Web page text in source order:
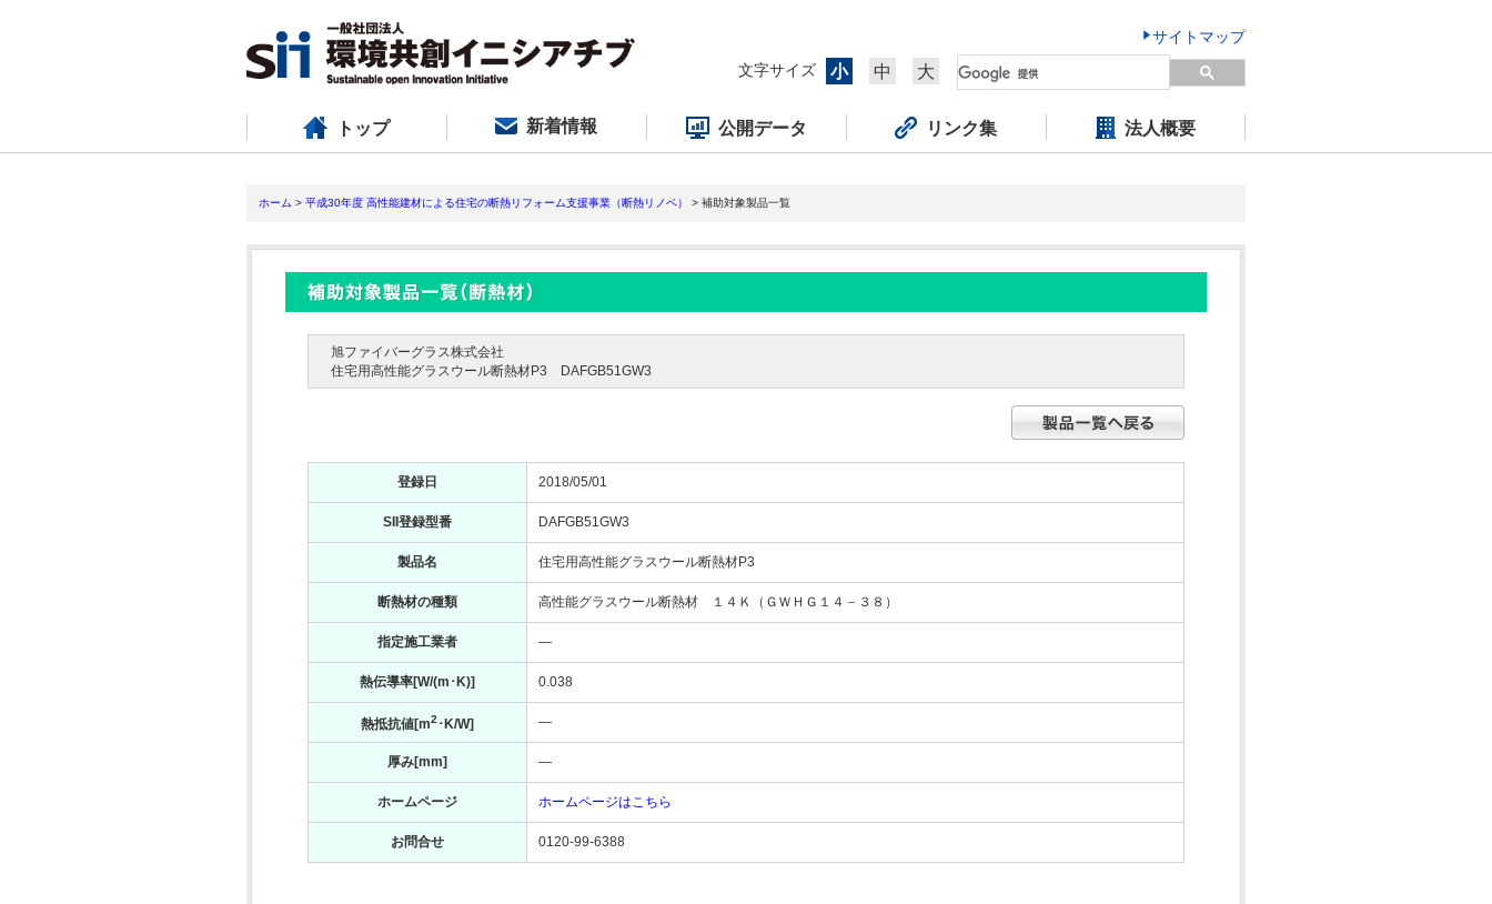
サイトマップ
文字サイズ
小 中 大
トップ 新着情報 公開データ リンク集 法人概要
ホーム > 平成30年度 高性能建材による住宅の断熱リフォーム支援事業（断熱リノベ） > 補助対象製品一覧
旭ファイバーグラス株式会社
住宅用高性能グラスウール断熱材P3 DAFGB51GW3
登録日 2018/05/01
SII登録型番 DAFGB51GW3
製品名 住宅用高性能グラスウール断熱材P3
断熱材の種類 高性能グラスウール断熱材 １４Ｋ（ＧＷＨＧ１４－３８）
指定施工業者 ―
熱伝導率[W/(m･K)] 0.038
熱抵抗値[m2 ･K/W] ―
厚み[mm] ―
ホームページ ホームページはこちら
お問合せ 0120-99-6388